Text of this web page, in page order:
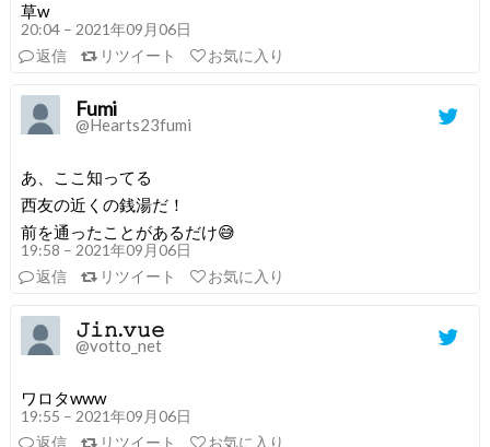
草w
20:04 – 2021年09月06日
返信
リツイート お気に入り
Fumi
@Hearts23fumi
あ、ここ知ってる
西友の近くの銭湯だ！
前を通ったことがあるだけ😅
19:58 – 2021年09月06日
返信
リツイート お気に入り
𝙹𝚒𝚗.𝚟𝚞𝚎
@votto_net
ワロタwww
19:55 – 2021年09月06日
返信
リツイート お気に入り